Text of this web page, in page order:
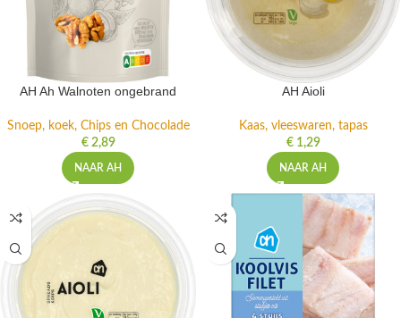
AH Ah Walnoten ongebrand
Snoep, koek, Chips en Chocolade
€2,89
NAAR AH
AH Aioli
Kaas, vleeswaren, tapas
€1,29
NAAR AH